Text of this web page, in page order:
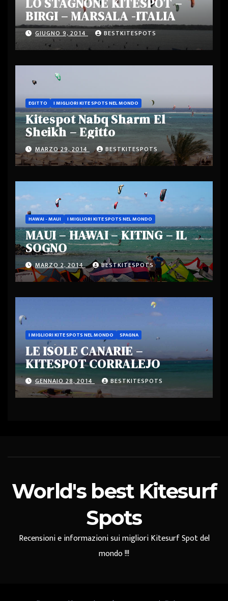
BIRGI – MARSALA -ITALIA
GIUGNO 9, 2014 BESTKITESPOTS
EGITTO I MIGLIORI KITE SPOTS NEL MONDO
Kitespot Nabq Sharm El
Sheikh – Egitto
MARZO 29, 2014 BESTKITESPOTS
HAWAI - MAUI I MIGLIORI KITE SPOTS NEL MONDO
MAUI – HAWAI – KITING – IL
SOGNO
MARZO 2, 2014 BESTKITESPOTS
I MIGLIORI KITE SPOTS NEL MONDO SPAGNA
LE ISOLE CANARIE –
KITESPOT CORRALEJO
GENNAIO 28, 2014 BESTKITESPOTS
World's best Kitesurf
Spots
Recensioni e informazioni sui migliori Kitesurf Spot del
mondo !!!